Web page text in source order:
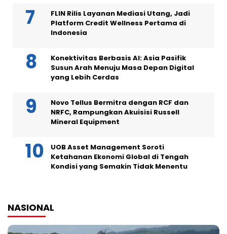
FLIN Rilis Layanan Mediasi Utang, Jadi
Platform Credit Wellness Pertama di
Indonesia
Konektivitas Berbasis AI: Asia Pasifik
Susun Arah Menuju Masa Depan Digital
yang Lebih Cerdas
Novo Tellus Bermitra dengan RCF dan
NRFC, Rampungkan Akuisisi Russell
Mineral Equipment
UOB Asset Management Soroti
Ketahanan Ekonomi Global di Tengah
Kondisi yang Semakin Tidak Menentu
NASIONAL